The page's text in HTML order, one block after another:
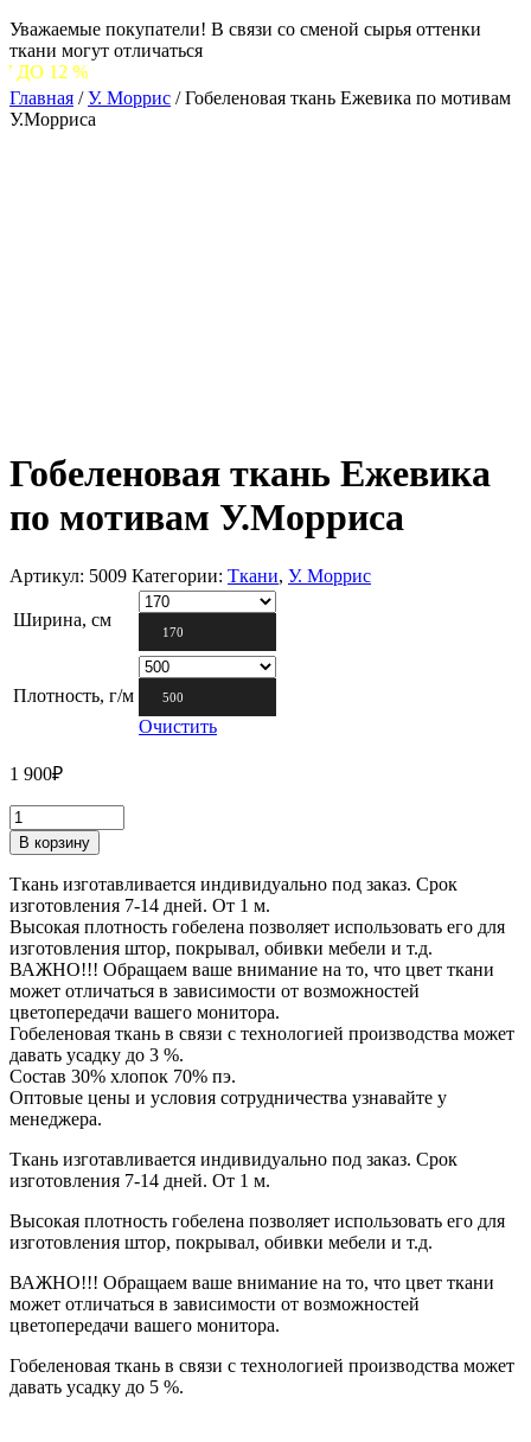
Уважаемые покупатели! В связи со сменой сырья оттенки
ткани могут отличаться
Главная /У. Моррис /Гобеленовая ткань Ежевика по мотивам
У.Морриса
Гобеленовая ткань Ежевика
по мотивам У.Морриса
Артикул: 5009 Категории: Ткани, У. Моррис
Ширина, см
170
Плотность, г/м 500
Очистить
1 900₽
В корзину
Ткань изготавливается индивидуально под заказ. Срок
изготовления 7-14 дней. От 1 м.
Высокая плотность гобелена позволяет использовать его для
изготовления штор, покрывал, обивки мебели и т.д.
ВАЖНО!!! Обращаем ваше внимание на то, что цвет ткани
может отличаться в зависимости от возможностей
цветопередачи вашего монитора.
Гобеленовая ткань в связи с технологией производства может
давать усадку до 3 %.
Состав 30% хлопок 70% пэ.
Оптовые цены и условия сотрудничества узнавайте у
менеджера.
Ткань изготавливается индивидуально под заказ. Срок
изготовления 7-14 дней. От 1 м.
Высокая плотность гобелена позволяет использовать его для
изготовления штор, покрывал, обивки мебели и т.д.
ВАЖНО!!! Обращаем ваше внимание на то, что цвет ткани
может отличаться в зависимости от возможностей
цветопередачи вашего монитора.
Гобеленовая ткань в связи с технологией производства может
давать усадку до 5 %.